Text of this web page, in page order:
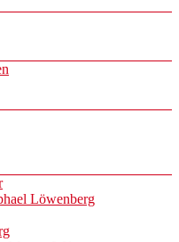
Löwenberg